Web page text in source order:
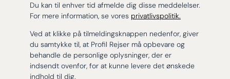
Du kan til enhver tid afmelde dig disse meddelelser.
For mere information, se vores privatlivspolitik.
Ved at klikke på tilmeldingsknappen nedenfor, giver
du samtykke til, at Profil Rejser må opbevare og
behandle de personlige oplysninger, der er
indsendt ovenfor, for at kunne levere det ønskede
indhold til dig.